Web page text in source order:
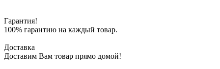
Гарантия!
100% гарантию на каждый товар.
Доставка
Доставим Вам товар прямо домой!